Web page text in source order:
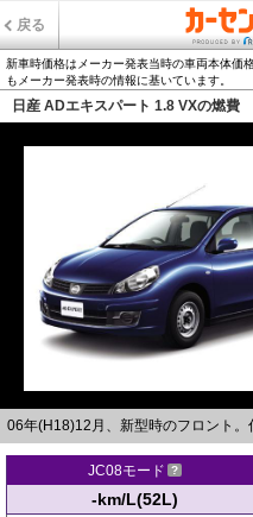
戻る
新車時価格はメーカー発表当時の車両本体価
もメーカー発表時の情報に基いています。
日産 ADエキスパート 1.8 VXの燃費
06年(H18)12月、新型時のフロント
JC08モード
-km/L(52L)